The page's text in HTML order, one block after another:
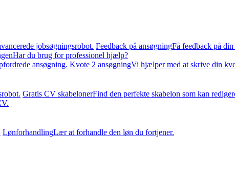
jobsøgningsrobot. Feedback på ansøgningFå feedback på
Har du brug for professionel hjælp?
ansøgning. Kvote 2 ansøgningVi hjælper med at skrive din
Gratis CV skabelonerFind den perfekte skabelon som kan
LønforhandlingLær at forhandle den løn du fortjener.